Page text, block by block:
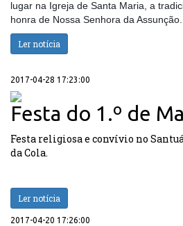
lugar na Igreja de Santa Maria, a
honra de Nossa Senhora da Assunção.
Ler notícia
2017-04-28 17:23:00
Festa do 1.º de
Festa religiosa e convívio no
da Cola.
Ler notícia
2017-04-20 17:26:00